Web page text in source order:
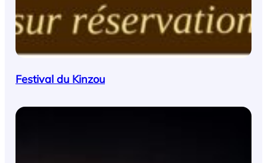
Festival du Kinzou